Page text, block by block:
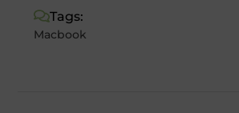
Tags:
Macbook